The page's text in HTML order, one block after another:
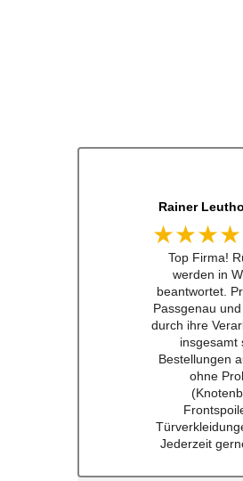
Dennis Lorenz
Schneller
Qualität
bei euch